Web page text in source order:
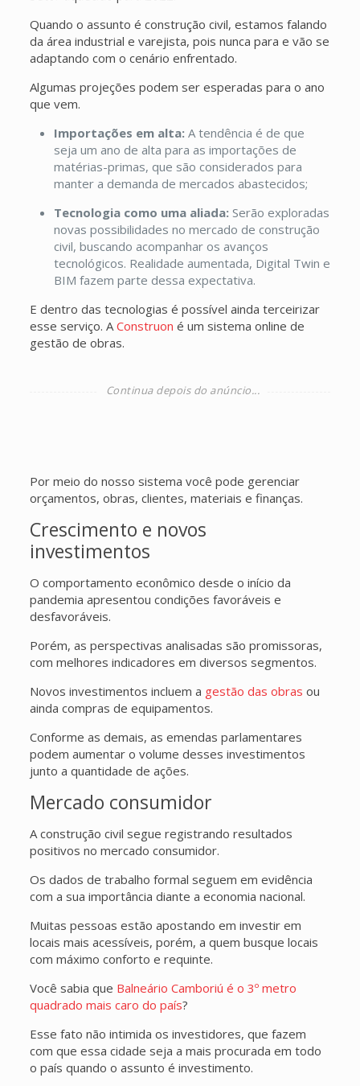
Quando o assunto é construção civil, estamos falando
da área industrial e varejista, pois nunca para e vão se
adaptando com o cenário enfrentado.
Algumas projeções podem ser esperadas para o ano
que vem.
Importações em alta: A tendência é de que
seja um ano de alta para as importações de
matérias-primas, que são considerados para
manter a demanda de mercados abastecidos;
Tecnologia como uma aliada: Serão exploradas
novas possibilidades no mercado de construção
civil, buscando acompanhar os avanços
tecnológicos. Realidade aumentada, Digital Twin e
BIM fazem parte dessa expectativa.
E dentro das tecnologias é possível ainda terceirizar
esse serviço. AConstruon é um sistema online de
gestão de obras.
Por meio do nosso sistema você pode gerenciar
orçamentos, obras, clientes, materiais e finanças.
Crescimento e novos
investimentos
O comportamento econômico desde o início da
pandemia apresentou condições favoráveis e
desfavoráveis.
Porém, as perspectivas analisadas são promissoras,
com melhores indicadores em diversos segmentos.
Novos investimentos incluem a gestão das obras ou
ainda compras de equipamentos.
Conforme as demais, as emendas parlamentares
podem aumentar o volume desses investimentos
junto a quantidade de ações.
Mercado consumidor
A construção civil segue registrando resultados
positivos no mercado consumidor.
Os dados de trabalho formal seguem em evidência
com a sua importância diante a economia nacional.
Muitas pessoas estão apostando em investir em
locais mais acessíveis, porém, a quem busque locais
com máximo conforto e requinte.
Você sabia que Balneário Camboriú é o 3º metro
quadrado mais caro do país?
Esse fato não intimida os investidores, que fazem
com que essa cidade seja a mais procurada em todo
o país quando o assunto é investimento.